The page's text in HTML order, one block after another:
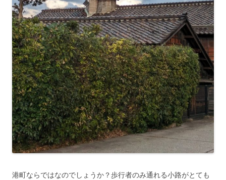
港町ならではなのでしょうか？歩行者のみ通れる小路がとても